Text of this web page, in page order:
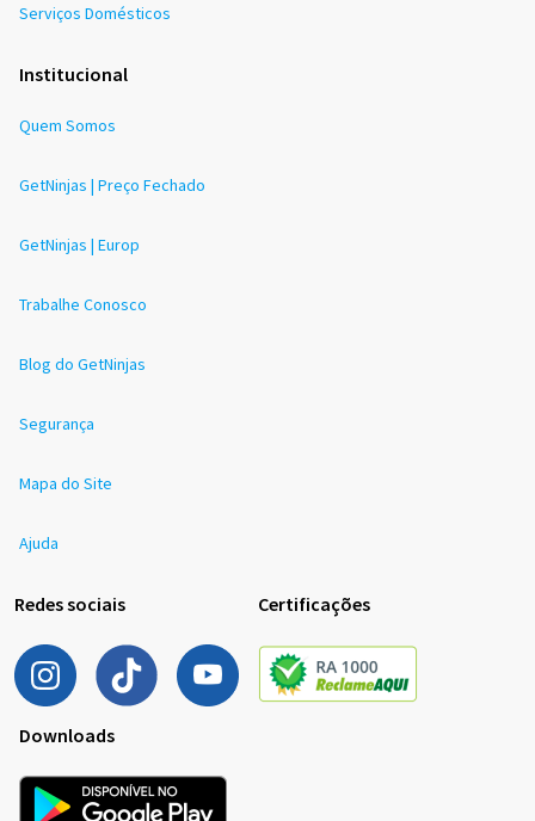
Serviços Domésticos
Institucional
Quem Somos
GetNinjas | Preço Fechado
GetNinjas | Europ
Trabalhe Conosco
Blog do GetNinjas
Segurança
Mapa do Site
Ajuda
Redes sociais Certificações
Downloads